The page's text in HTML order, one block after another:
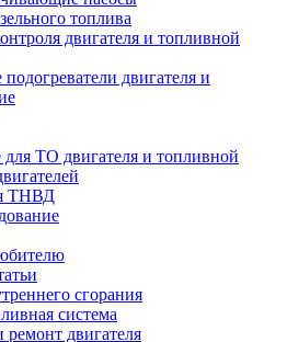
топлива
двигателя и топливной
двигателя и
ТО двигателя и топливной
ТНВД
сгорания
система
ремонт двигателя